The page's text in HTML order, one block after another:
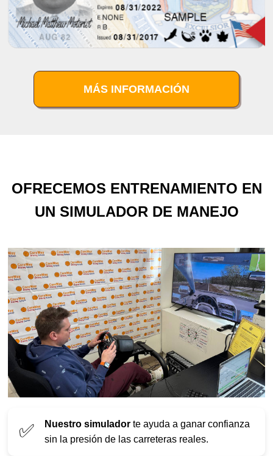
MÁS INFORMACIÓN
OFRECEMOS ENTRENAMIENTO EN
UN SIMULADOR DE MANEJO
✅ Nuestro simulador te ayuda a ganar confianza
sin la presión de las carreteras reales.